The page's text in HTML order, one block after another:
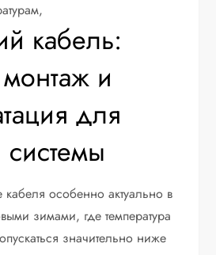
кабель:
и
для
особенно актуально в
зимами, где температура
значительно ниже